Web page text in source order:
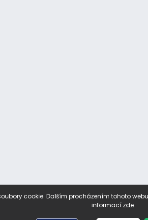
cookie. Dalším procházením tohoto
informací zde.